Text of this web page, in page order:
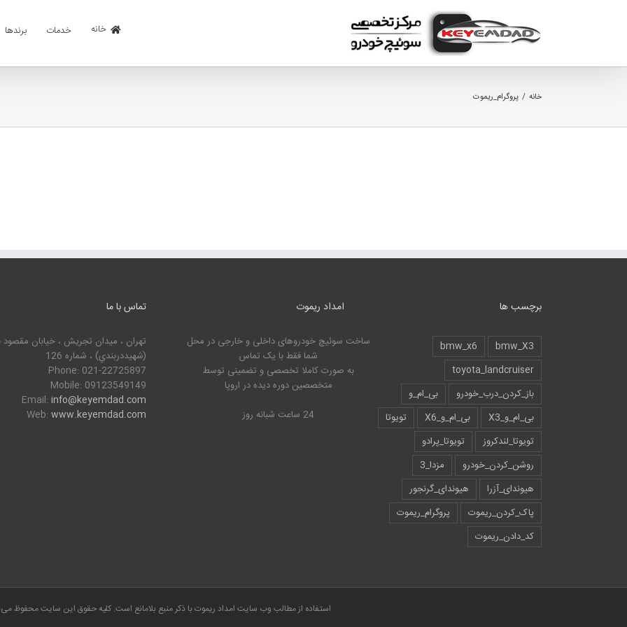
خانه خدمات برندها
خانه / پروگرام_ریموت
برچسب ها
bmw_X3
bmw_x6
toyota_landcruiser
باز_کردن_درب_خودرو
بی_ام_و
بی_ام_و_X3
بی_ام_و_X6
تویوتا
تویوتا_لندکروز
تویوتا_پرادو
روشن_کردن_خودرو
مزدا_3
هیوندای_آزرا
هیوندای_گرنجور
پاک_کردن_ریموت
پروگرام_ریموت
کد_دادن_ریموت
امداد ریموت
ساخت سوئیچ خودروهای داخلی و خارجی در محل
شما فقط با یک تماس
به صورت کاملا تخصصی و تضمینی توسط
متخصصین دوره دیده در اروپا
24 ساعت شبانه روز
تماس با ما
تهران ، ميدان تجريش ، خيابان مقصود
(شهيددربندي) ، شماره 126
Phone: 021-22725897
Mobile: 09123549149
Email: info@keyemdad.com
Web: www.keyemdad.com
استفاده از مطالب وب سایت امداد ریموت با ذکر منبع بلامانع است. کلیه حقوق این سایت محفوظ